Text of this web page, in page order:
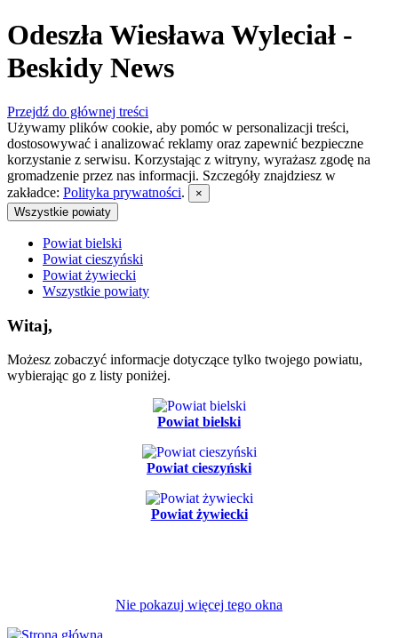
Odeszła Wiesława Wyleciał -
Beskidy News
Przejdź do głównej treści
Używamy plików cookie, aby pomóc w personalizacji treści,
dostosowywać i analizować reklamy oraz zapewnić bezpieczne
korzystanie z serwisu. Korzystając z witryny, wyrażasz zgodę na
gromadzenie przez nas informacji. Szczegóły znajdziesz w
zakładce: Polityka prywatności.
×
Wszystkie powiaty
Powiat bielski
Powiat cieszyński
Powiat żywiecki
Wszystkie powiaty
Witaj,
Możesz zobaczyć informacje dotyczące tylko twojego powiatu,
wybierając go z listy poniżej.
Powiat bielski
Powiat cieszyński
Powiat żywiecki
Nie pokazuj więcej tego okna